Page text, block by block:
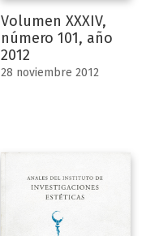
Volumen XXXIV,
número 101, año
2012
28 noviembre 2012